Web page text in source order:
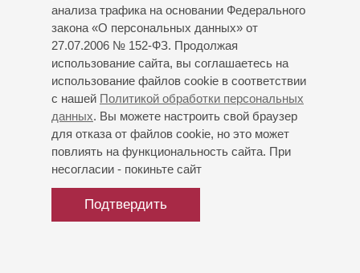
анализа трафика на основании Федерального
закона «О персональных данных» от
27.07.2006 № 152-ФЗ. Продолжая
использование сайта, вы соглашаетесь на
использование файлов cookie в соответствии
с нашей Политикой обработки персональных
данных. Вы можете настроить свой браузер
для отказа от файлов cookie, но это может
повлиять на функциональность сайта. При
несогласии - покиньте сайт
Подтвердить
К окончанию консерватории певица вошла в число
ведущих солисток театра «Санкт-Петербург опера»,
исполнив партию партию Недды («Паяцы»
Р.Леонкавалло).
Обширная концертная, а также гастрольная
деятельность певицы включает не только оперные, но и
камерные программы.
С 2014 года является ведущей солисткой Санкт-